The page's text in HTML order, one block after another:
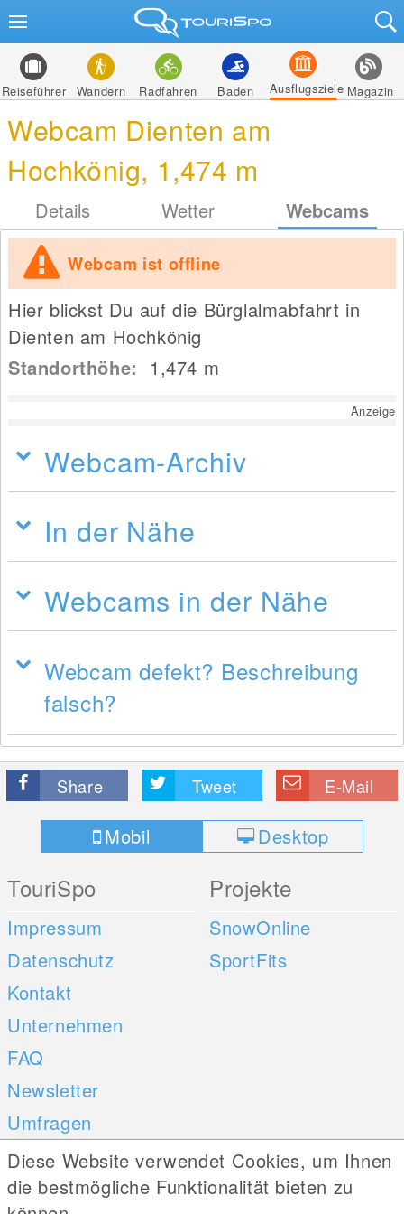
Reiseführer Wandern Radfahren Baden Ausflugsziele Magazin
Webcam Dienten am
Hochkönig, 1,474 m
Details Wetter Webcams
Webcam ist offline
Hier blickst Du auf die Bürglalmabfahrt in
Dienten am Hochkönig
Standorthöhe: 1,474 m
Anzeige
Webcam-Archiv
In der Nähe
Webcams in der Nähe
Webcam defekt? Beschreibung
falsch?
Share Tweet E-Mail
Mobil Desktop
TouriSpo
Impressum
Datenschutz
Kontakt
Unternehmen
FAQ
Newsletter
Umfragen
Projekte
SnowOnline
SportFits
Mobile Apps Social Web
Diese Website verwendet Cookies, um Ihnen
die bestmögliche Funktionalität bieten zu